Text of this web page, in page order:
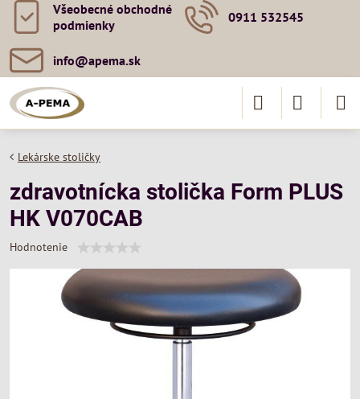
Všeobecné obchodné
podmienky
0911 532545
info​@apema​.sk
Lekárske stoličky
zdravotnícka stolička Form PLUS
HK V070CAB
Hodnotenie